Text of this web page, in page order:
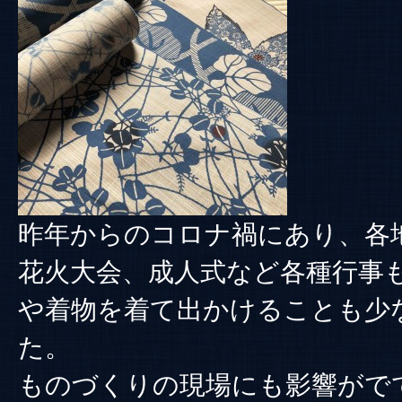
昨年からのコロナ禍にあり、各
花火大会、成人式など各種行事
や着物を着て出かけることも少
た。
ものづくりの現場にも影響がで